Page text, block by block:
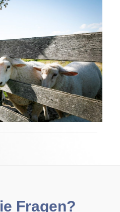
Fragen?